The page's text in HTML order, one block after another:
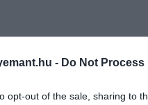
- Do Not
opt-out of the sale, sharing to